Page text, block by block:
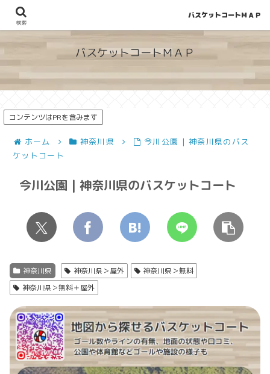
地図から探せる！穴場が見つかるバスケットコート情報
バスケットコートＭＡＰ
コンテンツはPRを含みます
ホーム 神奈川県
今川公園 | 神奈川県のバス
ケットコート
今川公園 | 神奈川県のバスケットコート
神奈川県 神奈川県＞屋外
神奈川県＞無料
神奈川県＞無料＋屋外
検索
バスケットコートＭＡＰ